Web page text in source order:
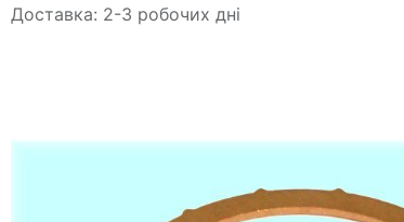
Доставка: 2-3 робочих дні